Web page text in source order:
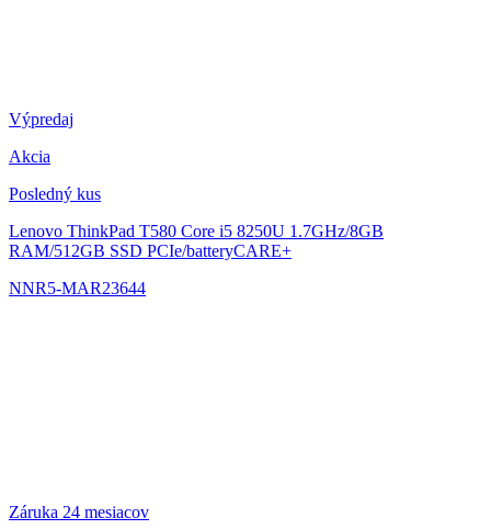
Výpredaj
Akcia
Posledný kus
Lenovo ThinkPad T580 Core i5 8250U 1.7GHz/8GB
RAM/512GB SSD PCIe/batteryCARE+
NNR5-MAR23644
Záruka 24 mesiacov